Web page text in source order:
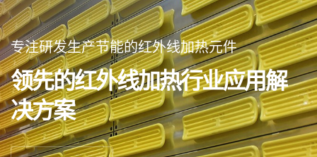
专注研发生产节能的红外线加热元件
领先的红外线加热行业应用解
决方案